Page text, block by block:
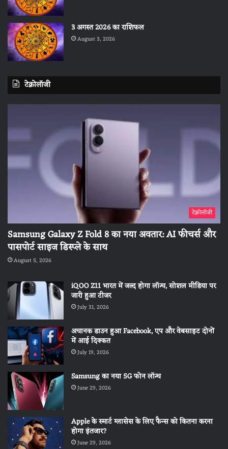
3 अगस्त 2026 का राशिफल
August 3, 2026
टेक्नोलॉजी
टेक्नोलॉजी
Samsung Galaxy Z Fold 8 का नया अवतार: AI फीचर्स और
पासपोर्ट साइज डिस्प्ले के साथ
August 5, 2026
iQOO Z11 भारत में जल्द होगा लॉन्च, सोशल मीडिया पर
जारी हुआ टीजर
July 31, 2026
अचानक डाउन हुआ Facebook, एप और वेबसाइट दोनों
में आई दिक्कत
July 19, 2026
Samsung का नया 5G फोन लॉन्च
June 29, 2026
Apple के स्मार्ट ग्लासेस के लिए फैन्स को कितना करना
होगा इंतजार?
June 29, 2026